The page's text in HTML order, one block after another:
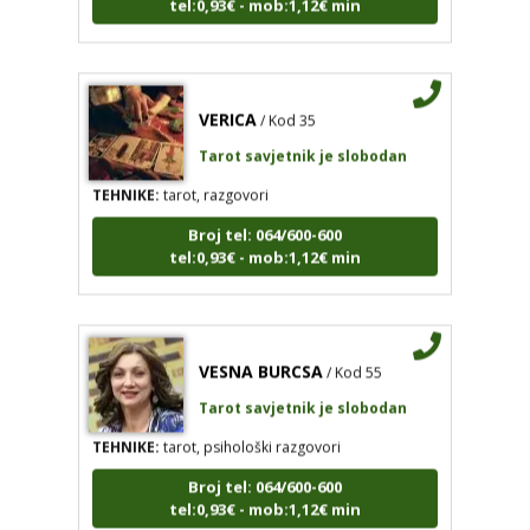
Tarot savjetnik je slobodan
TEHNIKE:tarot, razgovori
Broj tel: 064/600-600
tel:0,93€ - mob:1,12€ min
Tarot savjetnik je slobodan
TEHNIKE:tarot, psihološki razgovori
Broj tel: 064/600-600
tel:0,93€ - mob:1,12€ min